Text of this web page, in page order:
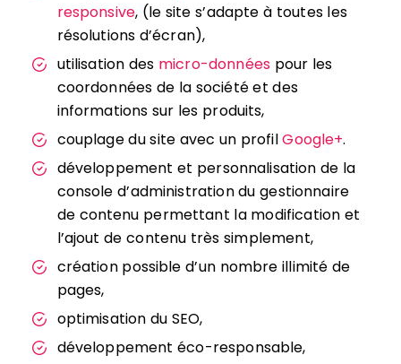
responsive, (le site s’adapte à toutes les
résolutions d’écran),
utilisation des micro-donnéespour les
coordonnées de la société et des
informations sur les produits,
couplage du site avec un profilGoogle+.
développement et personnalisation de la
console d’administration du gestionnaire
de contenu permettant la modification et
l’ajout de contenu très simplement,
création possible d’un nombre illimité de
pages,
optimisation du SEO,
développement éco-responsable,